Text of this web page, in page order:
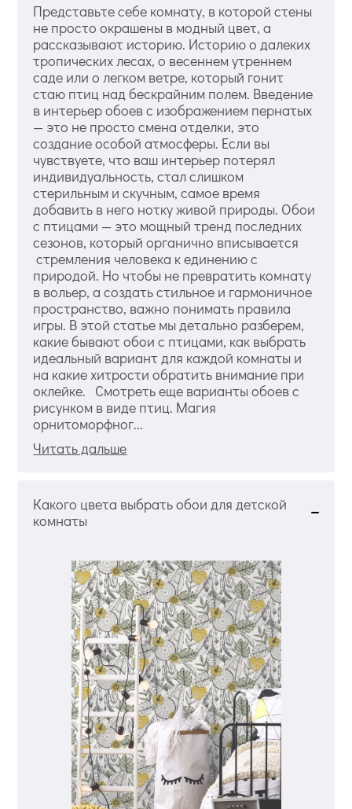
Представьте себе комнату, в которой стены
не просто окрашены в модный цвет, а
рассказывают историю. Историю о далеких
тропических лесах, о весеннем утреннем
саде или о легком ветре, который гонит
стаю птиц над бескрайним полем. Введение
в интерьер обоев с изображением пернатых
— это не просто смена отделки, это
создание особой атмосферы. Если вы
чувствуете, что ваш интерьер потерял
индивидуальность, стал слишком
стерильным и скучным, самое время
добавить в него нотку живой природы. Обои
с птицами — это мощный тренд последних
сезонов, который органично вписывается
стремления человека к единению с
природой. Но чтобы не превратить комнату
в вольер, а создать стильное и гармоничное
пространство, важно понимать правила
игры. В этой статье мы детально разберем,
какие бывают обои с птицами, как выбрать
идеальный вариант для каждой комнаты и
на какие хитрости обратить внимание при
оклейке. Смотреть еще варианты обоев с
рисунком в виде птиц. Магия
орнитоморфног...
Читать дальше
Какого цвета выбрать обои для детской
комнаты